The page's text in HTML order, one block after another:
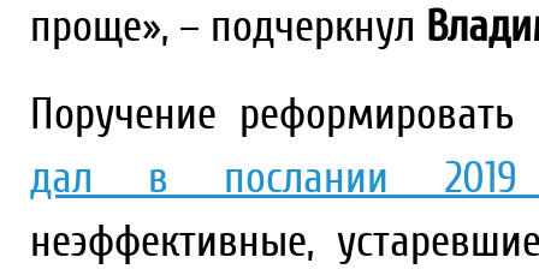
проще», – подчеркнул
Поручение
дал в послании
неэффективные,